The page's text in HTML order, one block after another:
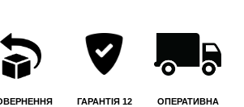
ГАРАНТІЯ 12
ОПЕРАТИВНА